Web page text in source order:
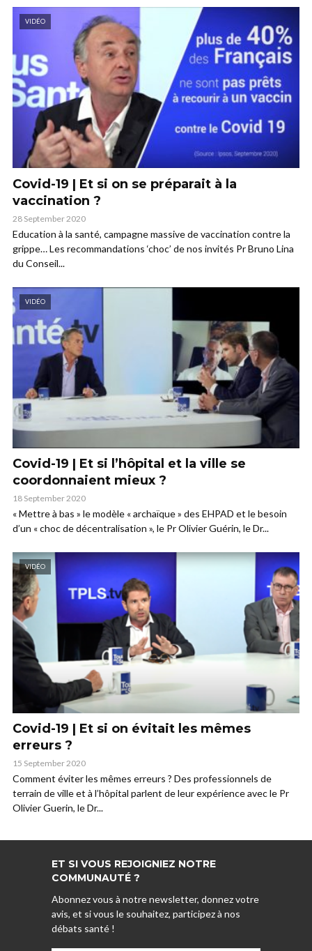
VIDÉO
Covid-19 | Et si on se préparait à la
vaccination ?
28 September 2020
Education à la santé, campagne massive de vaccination contre la
grippe… Les recommandations ‘choc’ de nos invités Pr Bruno Lina
du Conseil...
VIDÉO
Covid-19 | Et si l’hôpital et la ville se
coordonnaient mieux ?
18 September 2020
« Mettre à bas » le modèle « archaïque » des EHPAD et le besoin
d’un « choc de décentralisation », le Pr Olivier Guérin, le Dr...
VIDÉO
Covid-19 | Et si on évitait les mêmes
erreurs ?
15 September 2020
Comment éviter les mêmes erreurs ? Des professionnels de
terrain de ville et à l’hôpital parlent de leur expérience avec le Pr
Olivier Guerin, le Dr...
ET SI VOUS REJOIGNIEZ NOTRE
COMMUNAUTÉ ?
Abonnez vous à notre newsletter, donnez votre
avis, et si vous le souhaitez, participez à nos
débats santé !